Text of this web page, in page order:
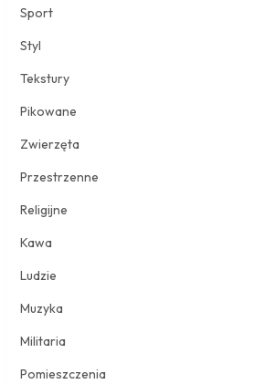
Sport
Styl
Tekstury
Pikowane
Zwierzęta
Przestrzenne
Religijne
Kawa
Ludzie
Muzyka
Militaria
Pomieszczenia